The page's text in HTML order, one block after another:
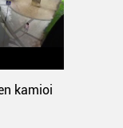
kamioi